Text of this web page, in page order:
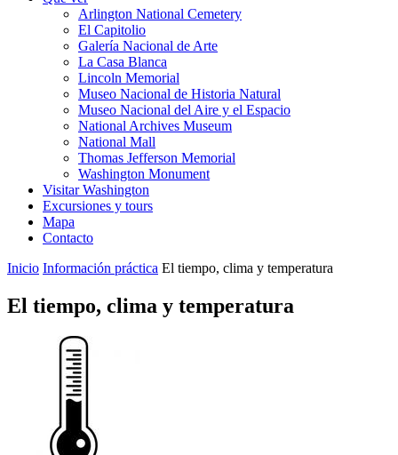
Arlington National Cemetery
El Capitolio
Galería Nacional de Arte
La Casa Blanca
Lincoln Memorial
Museo Nacional de Historia Natural
Museo Nacional del Aire y el Espacio
National Archives Museum
National Mall
Thomas Jefferson Memorial
Washington Monument
Visitar Washington
Excursiones y tours
Mapa
Contacto
Inicio Información práctica El tiempo, clima y temperatura
El tiempo, clima y temperatura